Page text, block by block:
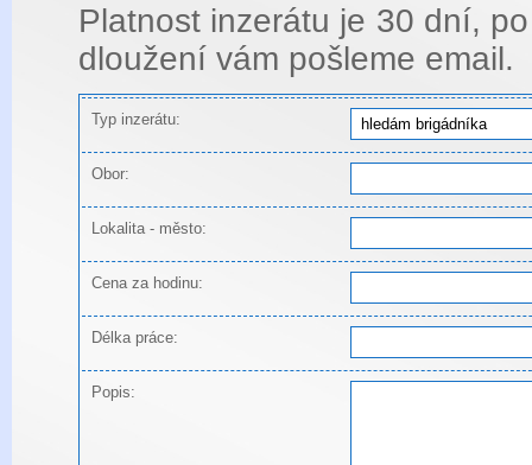
Plat­nost in­ze­rá­tu je 30 dní,
dlou­že­ní vám po­šle­me email.
Typ inzerátu:
Obor:
Lokalita - město:
Cena za hodinu:
Délka práce:
Popis: